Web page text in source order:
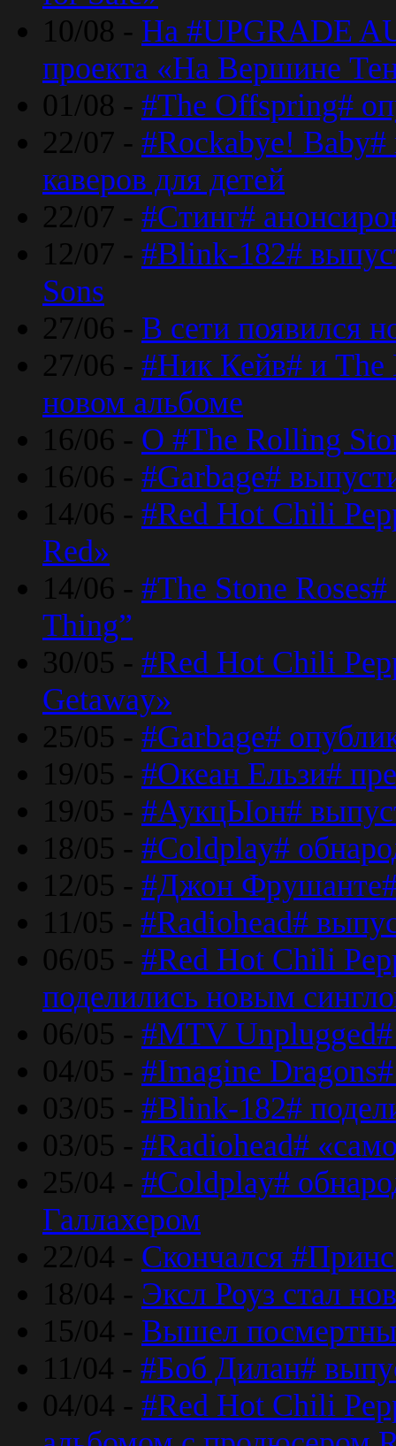
10/08 - На #UPGRADE
проекта «На Вершине
01/08 - #The Offspring#
22/07 - #Rockabye!
каверов для детей
22/07 - #Стинг#
12/07 - #Blink-182#
Sons
27/06 - В сети появился
27/06 - #Ник Кейв# и The
новом альбоме
16/06 - О #The Rolling
16/06 - #Garbage#
14/06 - #Red Hot Chili
Red»
14/06 - #The Stone
Thing”
30/05 - #Red Hot Chili
Getaway»
25/05 - #Garbage#
19/05 - #Океан Ельзи#
19/05 - #АукцЫон#
18/05 - #Coldplay#
12/05 - #Джон
11/05 - #Radiohead#
06/05 - #Red Hot Chili
поделились новым
06/05 - #MTV Unplugged#
04/05 - #Imagine
03/05 - #Blink-182#
03/05 - #Radiohead#
25/04 - #Coldplay#
Галлахером
22/04 - Скончался
18/04 - Эксл Роуз стал
15/04 - Вышел
11/04 - #Боб Дилан#
04/04 - #Red Hot Chili